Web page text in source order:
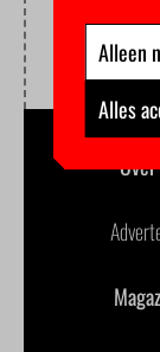
Alleen
Alles